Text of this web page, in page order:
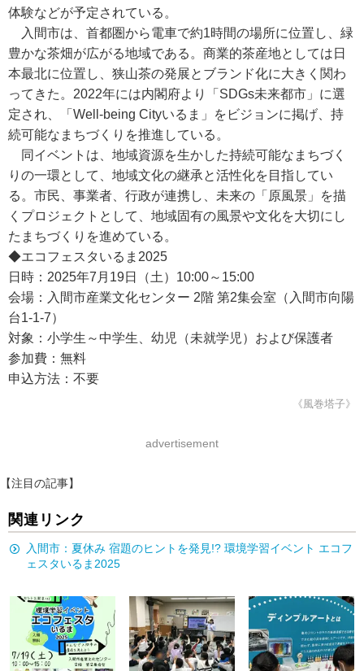
体験などが予定されている。
入間市は、首都圏から電車で約1時間の場所に位置し、緑
豊かな茶畑が広がる地域である。商業的茶産地としては日
本最北に位置し、狭山茶の発展とブランド化に大きく関わ
ってきた。2022年には内閣府より「SDGs未来都市」に選
定され、「Well-being Cityいるま」をビジョンに掲げ、持
続可能なまちづくりを推進している。
同イベントは、地域資源を生かした持続可能なまちづく
りの一環として、地域文化の継承と活性化を目指してい
る。市民、事業者、行政が連携し、未来の「原風景」を描
くプロジェクトとして、地域固有の風景や文化を大切にし
たまちづくりを進めている。
◆エコフェスタいるま2025
日時：2025年7月19日（土）10:00～15:00
会場：入間市産業文化センター 2階 第2集会室（入間市向陽
台1-1-7）
対象：小学生～中学生、幼児（未就学児）および保護者
参加費：無料
申込方法：不要
《風巻塔子》
advertisement
【注目の記事】
関連リンク
入間市：夏休み 宿題のヒントを発見!? 環境学習イベント エコフ
ェスタいるま2025